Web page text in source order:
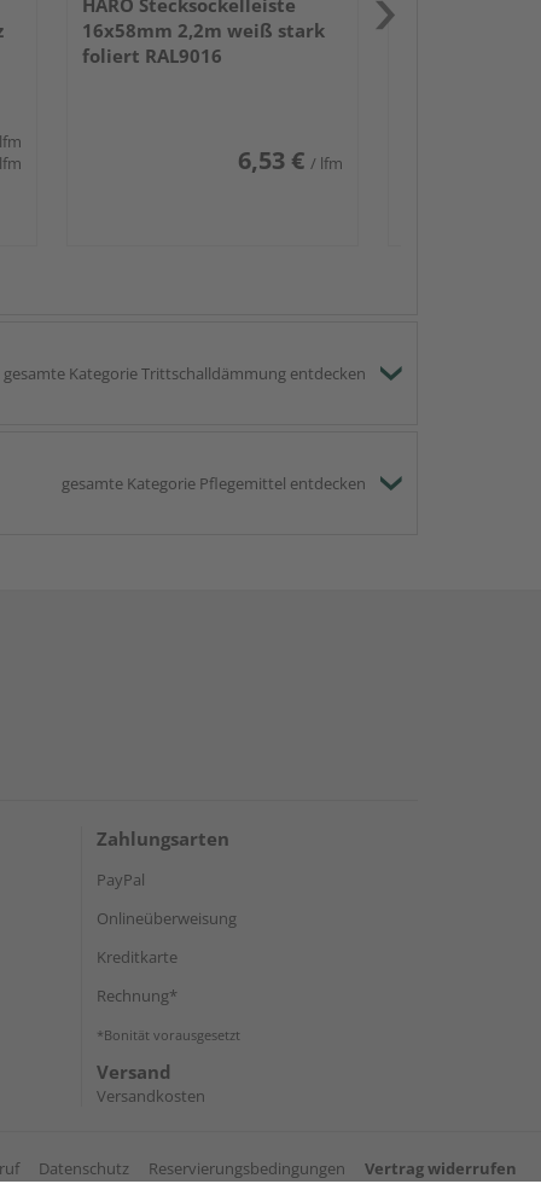
16x58mm 2,2m weiß stark
foliert RAL9016
6,53 € / lfm
gesamte Kategorie Trittschalldämmung entdecken
gesamte Kategorie Pflegemittel entdecken
Zahlungsarten
PayPal
Onlineüberweisung
Kreditkarte
Rechnung*
*Bonität vorausgesetzt
Versand
Versandkosten
Datenschutz Reservierungsbedingungen Vertrag widerrufen